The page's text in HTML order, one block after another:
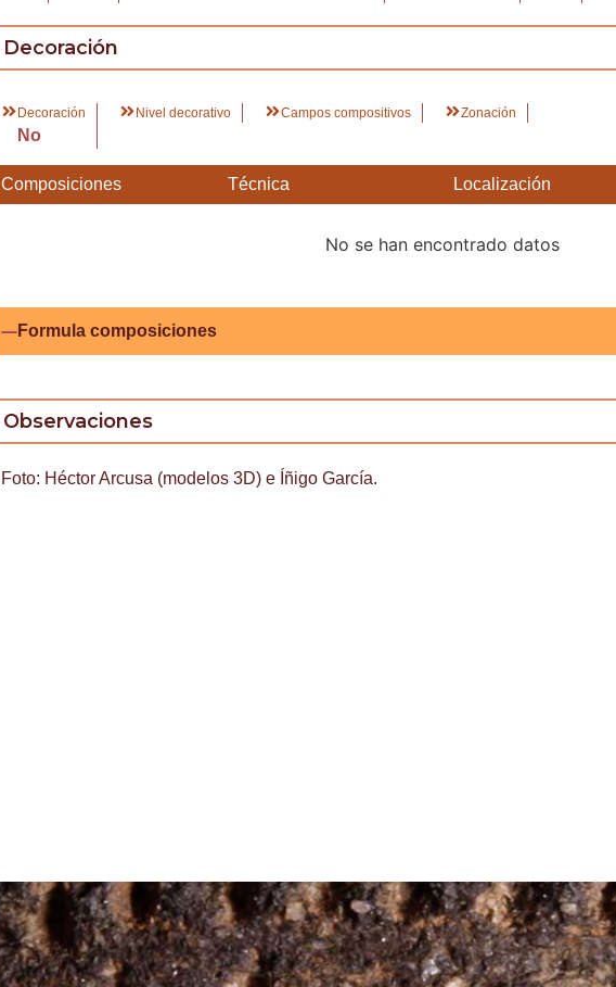
Decoración
Decoración
No
Nivel decorativo Campos compositivos Zonación
Composiciones Técnica Localización
No se han encontrado datos
Formula composiciones
Observaciones
Foto: Héctor Arcusa (modelos 3D) e Íñigo García.